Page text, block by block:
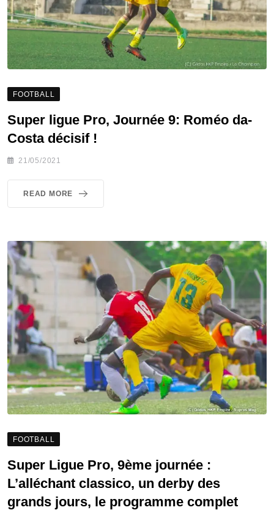
FOOTBALL
Super ligue Pro, Journée 9: Roméo da-
Costa décisif !
21/05/2021
READ MORE
FOOTBALL
Super Ligue Pro, 9ème journée :
L’alléchant classico, un derby des
grands jours, le programme complet